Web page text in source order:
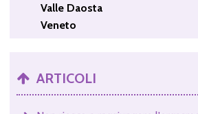
Valle Daosta
Veneto
ARTICOLI